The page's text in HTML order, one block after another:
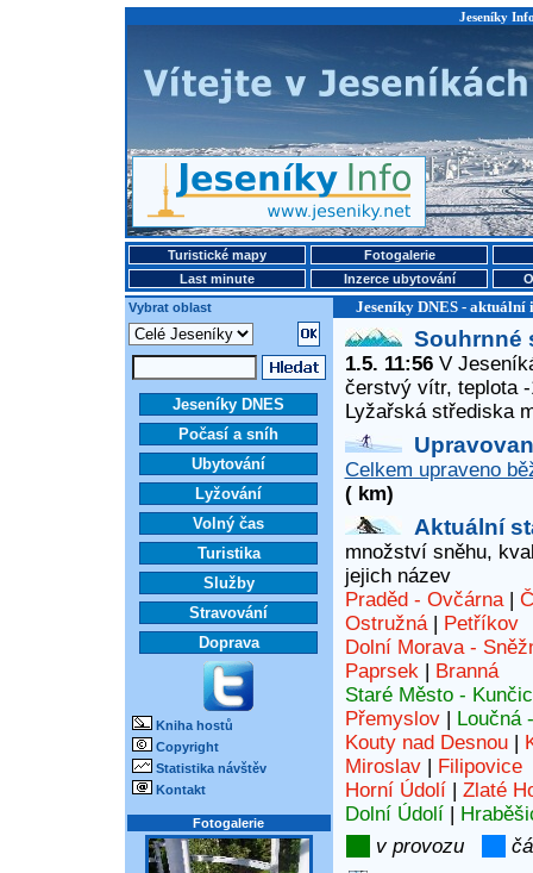
Jeseníky
Turistické mapy
Fotogalerie
Last minute
Inzerce ubytování
Vybrat oblast
Jeseníky DNES - aktuální
Jeseníky DNES
Počasí a sníh
Ubytování
Lyžování
Volný čas
Turistika
Služby
Stravování
Doprava
Kniha hostů
Copyright
Statistika návštěv
Kontakt
Fotogalerie
Souhrnné
1.5. 11:56V
čerstvý vítr, teplota
Lyžařská střediska
Celkem upraveno
( km)
Aktuální
množství sněhu,
jejich název
Praděd - Ovčárna|
Ostružná| Petříkov
Dolní Morava -
Paprsek| Branná
Staré Město -
Přemyslov| Loučná
Kouty nad Desnou|
Miroslav| Filipovice
Horní Údolí| Zlaté
Dolní Údolí|
v provozu